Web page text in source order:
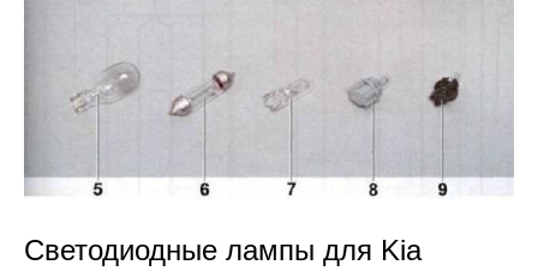
Светодиодные лампы для Kia